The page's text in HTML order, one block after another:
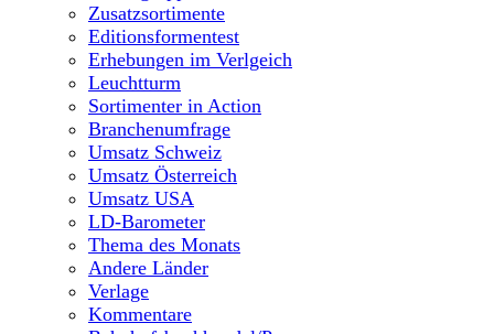
Zusatzsortimente
Editionsformentest
Erhebungen im Verlgeich
Leuchtturm
Sortimenter in Action
Branchenumfrage
Umsatz Schweiz
Umsatz Österreich
Umsatz USA
LD-Barometer
Thema des Monats
Andere Länder
Verlage
Kommentare